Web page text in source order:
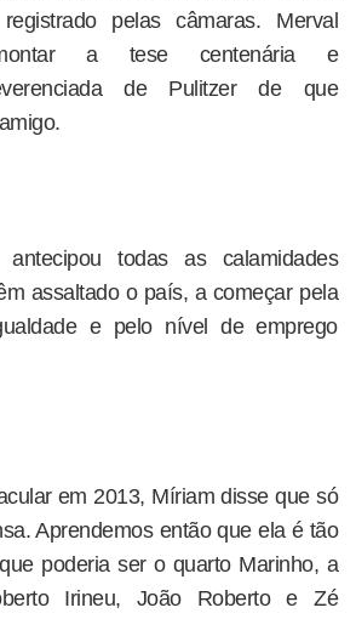
pelas câmaras. Merval
a tese centenária e
de Pulitzer de que
todas as calamidades
assaltado o país, a começar pela
e pelo nível de emprego
em 2013, Míriam disse que só
Aprendemos então que ela é tão
poderia ser o quarto Marinho, a
Irineu, João Roberto e Zé